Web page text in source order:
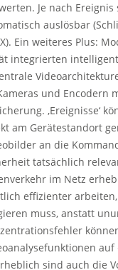
Je nach
auslösbar
Ein weiteres Plus:
integrierten
und Encodern
‚Ereignisse‘
am Gerätestandort
an die
tatsächlich
im Netz
effizienter
muss, anstatt
sind auch die